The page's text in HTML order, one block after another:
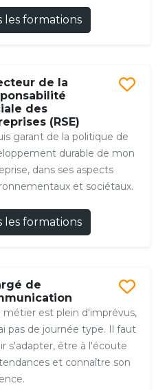
les formations
de la
des
(RSE)
garant de la politique de
durable de mon
dans ses aspects
et sociétaux.
les formations
de
métier est plein d'imprévus,
pas de journée type. Il faut
s'adapter, être à l'écoute
et connaître son